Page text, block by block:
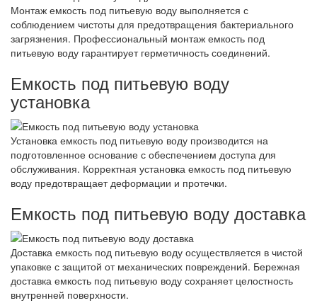
Монтаж емкость под питьевую воду выполняется с
соблюдением чистоты для предотвращения бактериального
загрязнения. Профессиональный монтаж емкость под
питьевую воду гарантирует герметичность соединений.
Емкость под питьевую воду
установка
Установка емкость под питьевую воду производится на
подготовленное основание с обеспечением доступа для
обслуживания. Корректная установка емкость под питьевую
воду предотвращает деформации и протечки.
Емкость под питьевую воду доставка
Доставка емкость под питьевую воду осуществляется в чистой
упаковке с защитой от механических повреждений. Бережная
доставка емкость под питьевую воду сохраняет целостность
внутренней поверхности.